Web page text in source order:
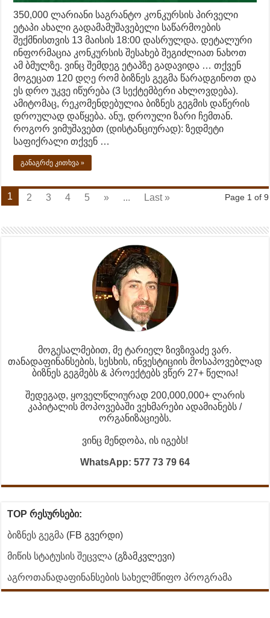
350,000 ლარიანი საგრანტო კონკურსის პირველი
ეტაპი ახალი გადამამუშავებელი საწარმოების
შექმნისთვის 13 მაისის 18:00 დასრულდა. დეტალური
ინფორმაცია კონკურსის შესახებ შეგიძლიათ ნახოთ
ამ ბმულზე. ვინც შემდეგ ეტაპზე გადავიდა … თქვენ
მოგეცათ 120 დღე რომ ბიზნეს გეგმა წარადგინოთ და
ეს დრო უკვე იწურება (3 სექტემბერი ახლოვდება).
ამიტომაც, რეკომენდებულია ბიზნეს გეგმის დაწერის
დროულად დაწყება. ანუ, დროული ზარი ჩემთან.
როგორ ვიმუშავებთ (დისტანციურად): ზედმეტი
საფიქრალი თქვენ …
განაგრძე კითხვა »
Page 1 of 9
1 2 3 4 5 » ... Last »
მოგესალმებით, მე ტარიელ ზივზივაძე ვარ.
თანადაფინანსების, სესხის, ინვესტიციის მოსაპოვებლად
ბიზნეს გეგმებს & პროექტებს ვწერ 27+ წელია!
შედეგად, ყოველწლიურად 200,000,000+ ლარის
კაპიტალის მოპოვებაში ვეხმარები ადამიანებს /
ორგანიზაციებს.
ვინც მენდობა, ის იგებს!
WhatsApp: 577 73 79 64
TOP რესურსები:
ბიზნეს გეგმა (FB გვერდი)
მიწის სტატუსის შეცვლა (გზამკვლევი)
აგროთანადაფინანსების სახელმწიფო პროგრამა